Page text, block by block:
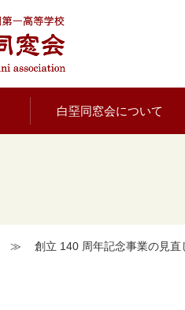
白堊同窓会について
≫ 創立 140 周年記念事業の見直